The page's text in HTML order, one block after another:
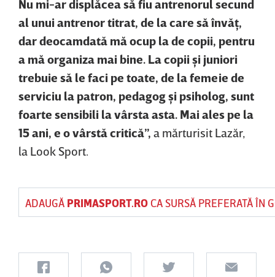
Nu mi-ar displăcea să fiu antrenorul secund
al unui antrenor titrat, de la care să învăţ,
dar deocamdată mă ocup la de copii, pentru
a mă organiza mai bine. La copii şi juniori
trebuie să le faci pe toate, de la femeie de
serviciu la patron, pedagog şi psiholog, sunt
foarte sensibili la vârsta asta. Mai ales pe la
15 ani, e o vârstă critică”, a mărturisit Lazăr,
la Look Sport.
ADAUGĂ PRIMASPORT.ROCA SURSĂ PREFERATĂ ÎN